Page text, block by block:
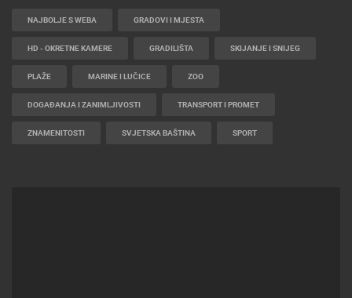
NAJBOLJE S WEBA GRADOVI I MJESTA
HD - OKRETNE KAMERE GRADILIŠTA SKIJANJE I SNIJEG
PLAŽE MARINE I LUČICE ZOO
DOGAĐANJA I ZANIMLJIVOSTI TRANSPORT I PROMET
ZNAMENITOSTI SVJETSKA BAŠTINA SPORT